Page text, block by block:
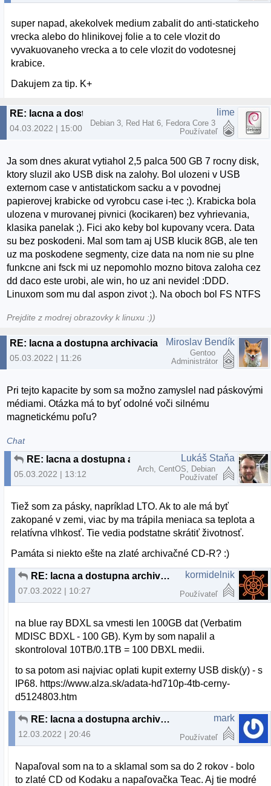
super napad, akekolvek medium zabalit do anti-statickeho
vrecka alebo do hlinikovej folie a to cele vlozit do
vyvakuovaneho vrecka a to cele vlozit do vodotesnej
krabice.
Dakujem za tip. K+
RE: lacna a dostupna archivacia
04.03.2022 | 15:00
lime
Debian 3, Red Hat 6, Fedora Core 3
Používateľ
Ja som dnes akurat vytiahol 2,5 palca 500 GB 7 rocny disk,
ktory sluzil ako USB disk na zalohy. Bol ulozeni v USB
externom case v antistatickom sacku a v povodnej
papierovej krabicke od vyrobcu case i-tec ;). Krabicka bola
ulozena v murovanej pivnici (kocikaren) bez vyhrievania,
klasika panelak ;). Fici ako keby bol kupovany vcera. Data
su bez poskodeni. Mal som tam aj USB klucik 8GB, ale ten
uz ma poskodene segmenty, cize data na nom nie su plne
funkcne ani fsck mi uz nepomohlo mozno bitova zaloha cez
dd daco este urobi, ale win, ho uz ani nevidel :DDD.
Linuxom som mu dal aspon zivot ;). Na oboch bol FS NTFS
Prejdite z modrej obrazovky k linuxu :))
RE: lacna a dostupna archivacia
05.03.2022 | 11:26
Miroslav Bendík
Gentoo
Administrátor
Pri tejto kapacite by som sa možno zamyslel nad páskovými
médiami. Otázka má to byť odolné voči silnému
magnetickému poľu?
Chat
05.03.2022 | 13:12
Lukáš Staňa
Arch, CentOS, Debian
Používateľ
Tiež som za pásky, napríklad LTO. Ak to ale má byť
zakopané v zemi, viac by ma trápila meniaca sa teplota a
relatívna vlhkosť. Tie vedia podstatne skrátiť životnosť.
Památa si niekto ešte na zlaté archivačné CD-R? :)
RE: lacna a dostupna archivacia
07.03.2022 | 10:27
kormidelnik
Používateľ
na blue ray BDXL sa vmesti len 100GB dat (Verbatim
MDISC BDXL - 100 GB). Kym by som napalil a
skontroloval 10TB/0.1TB = 100 DBXL medii.
to sa potom asi najviac oplati kupit externy USB disk(y) - s
IP68. https://www.alza.sk/adata-hd710p-4tb-cerny-
d5124803.htm
RE: lacna a dostupna archivacia
12.03.2022 | 20:46
mark
Používateľ
Napaľoval som na to a sklamal som sa do 2 rokov - bolo
to zlaté CD od Kodaku a napaľovačka Teac. Aj tie modré